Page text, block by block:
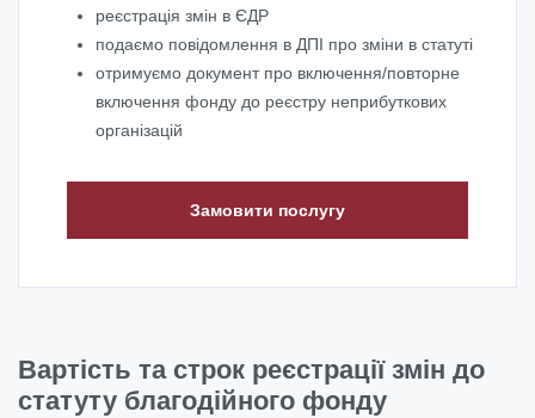
реєстрація змін в ЄДР
подаємо повідомлення в ДПІ про зміни в статуті
отримуємо документ про включення/повторне
включення фонду до реєстру неприбуткових
організацій
Замовити послугу
Вартість та строк реєстрації змін до
статуту благодійного фонду